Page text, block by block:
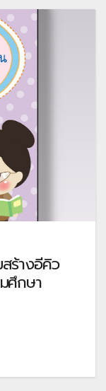
ร้างอีคิว
ศึกษา